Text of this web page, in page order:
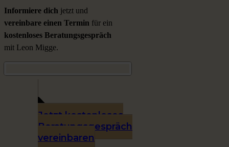
Informiere dich jetzt und
vereinbare einen Termin für ein
kostenloses Beratungsgespräch
mit Leon Migge.
Jetzt kostenloses
Beratungsgespräch
vereinbaren